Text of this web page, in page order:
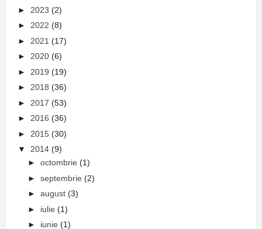
► 2023 (2)
► 2022 (8)
► 2021 (17)
► 2020 (6)
► 2019 (19)
► 2018 (36)
► 2017 (53)
► 2016 (36)
► 2015 (30)
▼
2014 (9)
► octombrie (1)
► septembrie (2)
► august (3)
► iulie (1)
► iunie (1)